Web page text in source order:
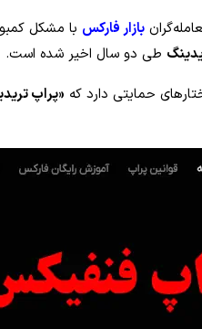
بازار فارکس با مشکل
طی دو سال اخیر شده است.
حمایتی دارد که «پراپ